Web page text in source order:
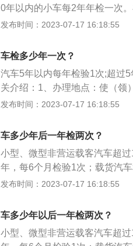
0年以内的小车每2年年检一次
年以上的私家车，仍然按照原
未按时参加年审的车辆，造成
险公司将不负任何责任。因为
2、强制报废：根据《机动车强
连续3个检验周期内未取得机动
发布时间：2023-07-17 16:18:55
车检多少年一次？
汽车5年以内每年检验1次;超过
关介绍：1、办理地点：使（领
机动车到机动车所有人身份证
单位住所地址为其身份证明记
3、补领机动车检验合格标志的
内，机动车检验合格标志因故
资料申请补领机动车检验合格
合格标志损坏，还应交回损坏的
发布时间：2023-07-17 16:18:55
车多少年后一年检两次？
小型、微型非营运载客汽车超
年，每6个月检验1次；载货汽
月检验1次。年检的内容：检查
验车辆的制动性、转向操纵性、
运行技术条件”的要求；检验车
辆档案所有登记是否与车况相
发布时间：2023-07-17 16:18:55
车多少年以后一年检两次？
小型、微型非营运载客汽车超